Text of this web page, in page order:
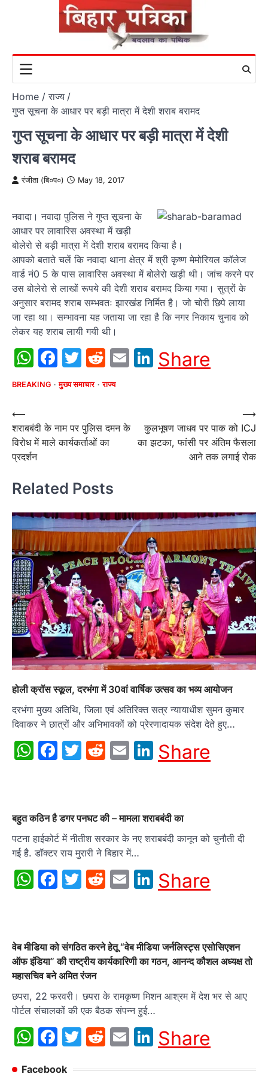
Home
राज्य
गुप्त सूचना के आधार पर बड़ी मात्रा में देशी शराब बरामद
गुप्त सूचना के आधार पर बड़ी मात्रा में देशी
शराब बरामद
रंजीता (बि०प०) May 18, 2017
नवादा। नवादा पुलिस ने गुप्त सूचना के
आधार पर लावारिस अवस्था में खड़ी
बोलेरो से बड़ी मात्रा में देशी शराब बरामद किया है।
आपको बताते चलें कि नवादा थाना क्षेत्र में श्री कृष्ण मेमोरियल कॉलेज
वार्ड नं0 5 के पास लावारिस अवस्था में बोलेरो खड़ी थी। जांच करने पर
उस बोलेरो से लाखों रूपये की देशी शराब बरामद किया गया। सुत्रों के
अनुसार बरामद शराब सम्भवतः झारखंड निर्मित है। जो चोरी छिपे लाया
जा रहा था। सम्भावना यह जताया जा रहा है कि नगर निकाय चुनाव को
लेकर यह शराब लायी गयी थी।
WhatsApp
Facebook
Twitter
Reddit
EmailLinkedIn
Share
BREAKING मुख्य समाचार राज्य
Post
navigation
⟵
शराबबंदी के नाम पर पुलिस दमन के
विरोध में माले कार्यकर्ताओं का
प्रदर्शन
कुलभूषण जाधव पर पाक को ICJ
का झटका, फांसी पर अंतिम फैसला
आने तक लगाई रोक
⟶
Related Posts
होली क्रॉस स्कूल, दरभंगा में 30वां वार्षिक उत्सव का भव्य आयोजन
दरभंगा मुख्य अतिथि, जिला एवं अतिरिक्त सत्र न्यायाधीश सुमन कुमार
दिवाकर ने छात्रों और अभिभावकों को प्रेरणादायक संदेश देते हुए…
WhatsApp
Facebook
Twitter
Reddit
EmailLinkedIn
Share
बहुत कठिन है डगर पनघट की – मामला शराबबंदी का
पटना हाईकोर्ट में नीतीश सरकार के नए शराबबंदी कानून को चुनौती दी
गई है. डॉक्टर राय मुरारी ने बिहार में…
WhatsApp
Facebook
Twitter
Reddit
EmailLinkedIn
Share
वेब मीडिया को संगठित करने हेतू “वेब मीडिया जर्नलिस्ट्स एसोसिएशन
ऑफ इंडिया” की राष्ट्रीय कार्यकारिणी का गठन, आनन्द कौशल अध्यक्ष तो
महासचिव बने अमित रंजन
छपरा, 22 फरवरी। छपरा के रामकृष्ण मिशन आश्रम में देश भर से आए
पोर्टल संचालकों की एक बैठक संपन्न हुई…
WhatsApp
Facebook
Twitter
Reddit
EmailLinkedIn
Share
Facebook